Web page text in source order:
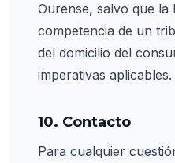
Ourense, salvo que la
competencia de un
del domicilio del
imperativas aplicables.
10. Contacto
Para cualquier